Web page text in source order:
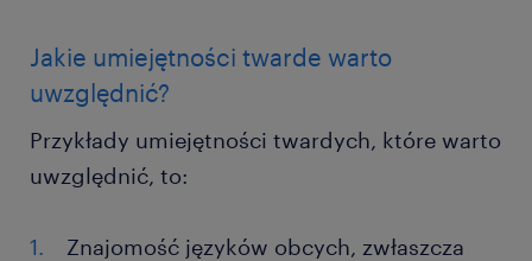
Jakie umiejętności twarde warto
uwzględnić?
Przykłady umiejętności twardych, które warto
uwzględnić, to:
Znajomość języków obcych, zwłaszcza